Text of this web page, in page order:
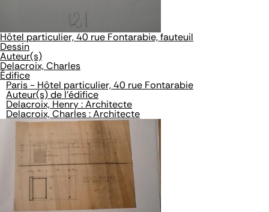
Hôtel particulier, 40 rue Fontarabie, fauteuil
Dessin
Auteur(s)
Delacroix, Charles
Édifice
Paris - Hôtel particulier, 40 rue Fontarabie
Auteur(s) de l'édifice
Delacroix, Henry : Architecte
Delacroix, Charles : Architecte